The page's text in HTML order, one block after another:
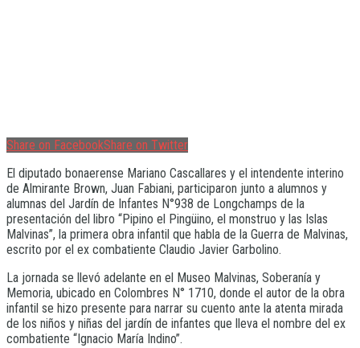
Share on FacebookShare on Twitter
El diputado bonaerense Mariano Cascallares y el intendente interino
de Almirante Brown, Juan Fabiani, participaron junto a alumnos y
alumnas del Jardín de Infantes N°938 de Longchamps de la
presentación del libro “Pipino el Pingüino, el monstruo y las Islas
Malvinas”, la primera obra infantil que habla de la Guerra de Malvinas,
escrito por el ex combatiente Claudio Javier Garbolino.
La jornada se llevó adelante en el Museo Malvinas, Soberanía y
Memoria, ubicado en Colombres N° 1710, donde el autor de la obra
infantil se hizo presente para narrar su cuento ante la atenta mirada
de los niños y niñas del jardín de infantes que lleva el nombre del ex
combatiente “Ignacio María Indino”.